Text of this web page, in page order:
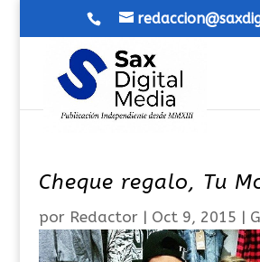
Cheque regalo, Tu
por Redactor| Oct 9, 2015 |